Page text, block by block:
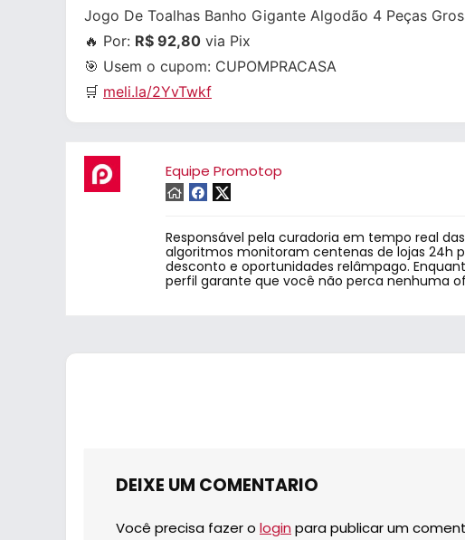
Jogo De Toalhas Banho Gigante Algodão 4 Peças
🔥 Por: R$ 92,80 via Pix
🎯 Usem o cupom: CUPOMPRACASA
🛒 meli.la/2YvTwkf
Equipe Promotop
Responsável pela curadoria em tempo real
algoritmos monitoram centenas de lojas 24h
desconto e oportunidades relâmpago.
perfil garante que você não perca nenhuma
DEIXE UM COMENTARIO
Você precisa fazer o login para publicar um